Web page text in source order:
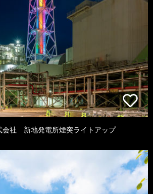
会社 新地発電所煙突ライトアップ